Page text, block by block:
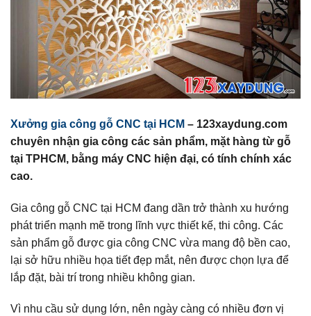
Xưởng gia công gỗ CNC tại HCM – 123xaydung.com
chuyên nhận gia công các sản phẩm, mặt hàng từ gỗ
tại TPHCM, bằng máy CNC hiện đại, có tính chính xác
cao.
Gia công gỗ CNC tại HCM đang dần trở thành xu hướng
phát triển mạnh mẽ trong lĩnh vực thiết kế, thi công. Các
sản phẩm gỗ được gia công CNC vừa mang độ bền cao,
lại sở hữu nhiều họa tiết đẹp mắt, nên được chọn lựa để
lắp đặt, bài trí trong nhiều không gian.
Vì nhu cầu sử dụng lớn, nên ngày càng có nhiều đơn vị